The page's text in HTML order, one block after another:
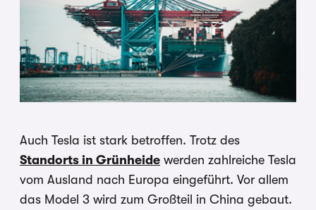
Auch Tesla ist stark betroffen. Trotz des
Standorts in Grünheide werden zahlreiche Tesla
vom Ausland nach Europa eingeführt. Vor allem
das Model 3 wird zum Großteil in China gebaut.